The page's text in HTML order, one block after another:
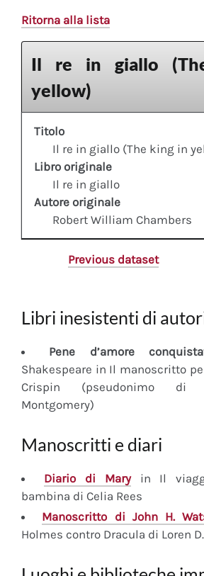
Ritorna alla lista
Il re in giallo
yellow)
Titolo
Il re in giallo (The king in
Libro originale
Il re in giallo
Autore originale
Robert William Chambers
Previous dataset
Libri inesistenti di
Pene d’amore
Shakespeare in Il manoscritto
Crispin (pseudonimo di
Montgomery)
Manoscritti e diari
Diariodi Maryin Il
bambina di Celia Rees
Manoscritto di John H.
Holmes contro Dracula di Loren